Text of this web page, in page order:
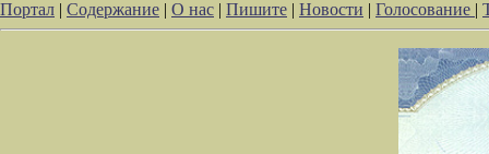
Портал | Содержание | О нас | Пишите | Новости | Голосование |